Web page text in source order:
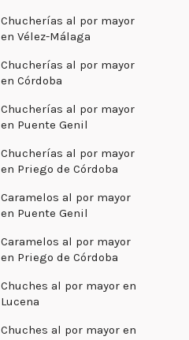
Chucherías al por mayor
en Vélez-Málaga
Chucherías al por mayor
en Córdoba
Chucherías al por mayor
en Puente Genil
Chucherías al por mayor
en Priego de Córdoba
Caramelos al por mayor
en Puente Genil
Caramelos al por mayor
en Priego de Córdoba
Chuches al por mayor en
Lucena
Chuches al por mayor en